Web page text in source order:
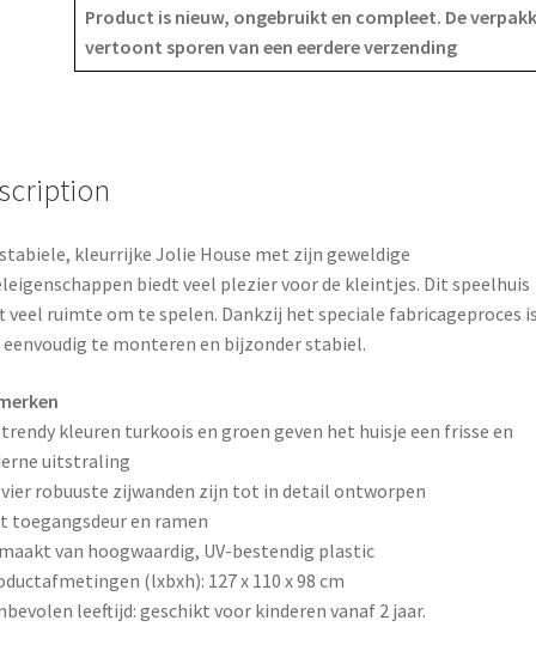
e t
t
r
Product is nieuw, ongebruikt en compleet. De
vertoont sporen van een eerdere verzending
kleurrijke Jolie House met zijn geweldige
biedt veel plezier voor de kleintjes. Dit speelhuis
veel ruimte om te spelen. Dankzij het speciale fabricageproces
eenvoudig te monteren en bijzonder stabiel.
kleuren turkoois en groen geven het huisje een frisse en
uitstraling
vier robuuste zijwanden zijn tot in detail ontworpen
toegangsdeur en ramen
van hoogwaardig, UV-bestendig plastic
(lxbxh): 127 x 110 x 98 cm
leeftijd: geschikt voor kinderen vanaf 2 jaar.